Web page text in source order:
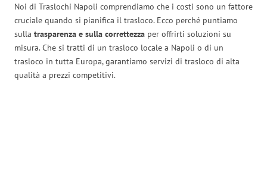
Noi di Traslochi Napoli comprendiamo che i costi sono un fattore
cruciale quando si pianifica il trasloco. Ecco perché puntiamo
sulla trasparenza e sulla correttezza per offrirti soluzioni su
misura. Che si tratti di un trasloco locale a Napoli o di un
trasloco in tutta Europa, garantiamo servizi di trasloco di alta
qualità a prezzi competitivi.